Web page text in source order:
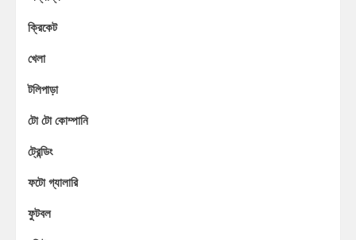
ক্রিকেট
খেলা
টলিপাড়া
টো টো কোম্পানি
ট্রেন্ডিং
ফটো গ্যালারি
ফুটবল